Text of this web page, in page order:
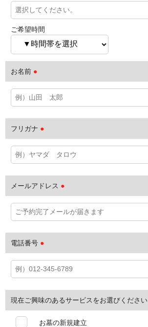
ご希望時間
お名前 ●
フリガナ ●
メールアドレス ●
電話番号 ●
現在ご興味のあるサービスをお選びください
お墓の新規建立